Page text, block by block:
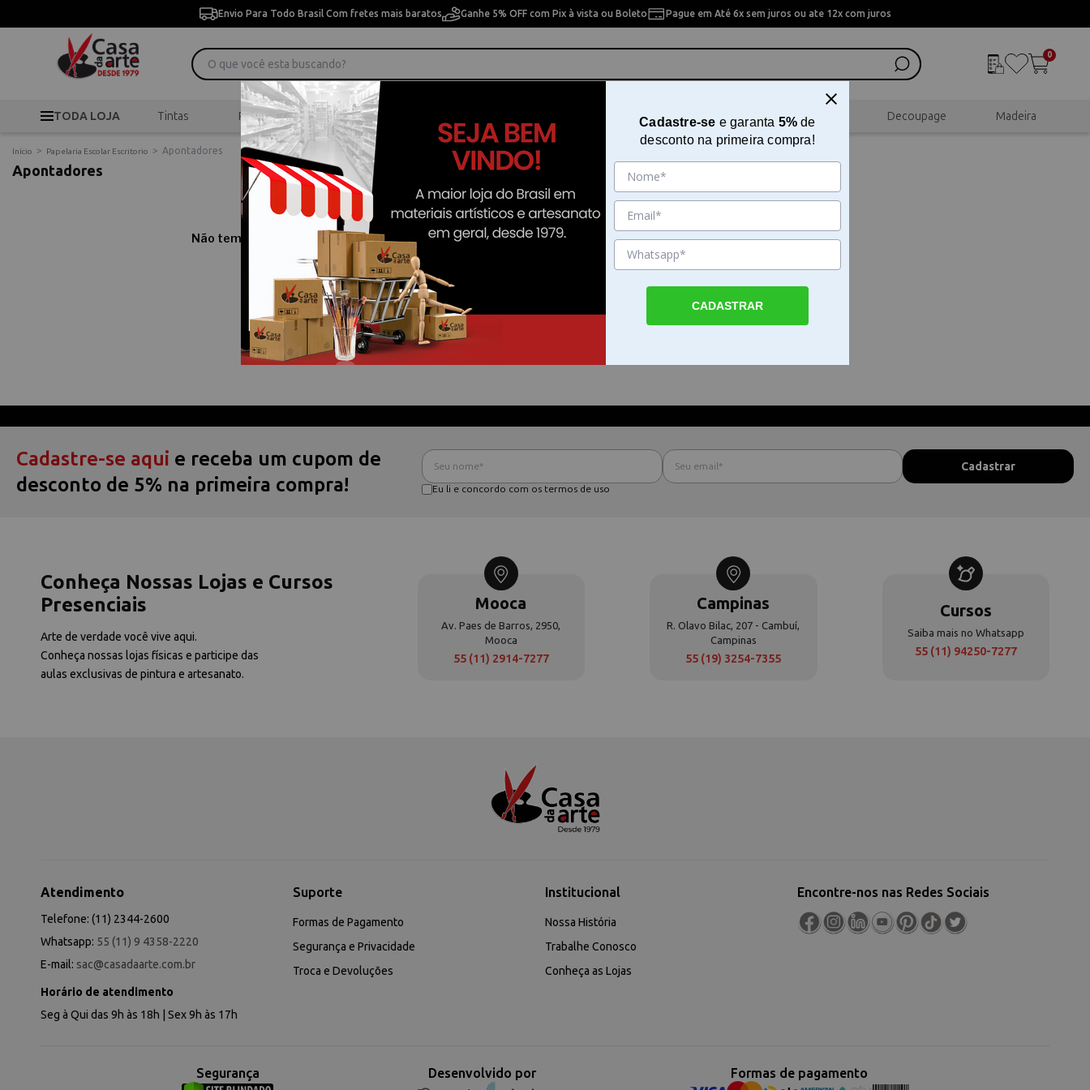
Envio Para Todo Brasil Com fretes mais baratos Ganhe 5% OFF com Pix à vista ou Boleto Pague em Até 6x sem juros ou ate 12x com juros
0
TODA LOJA Tintas Pincéis Desenho Pintura Artesanal Scrapbook Decoupage Madeira
Início > Papelaria Escolar Escritorio > Apontadores
Apontadores
Não temos resultados para sua pesquisa. Por favor, tente com outros filtros.
Comprar Apontadores em Casa da Arte
Compre online Apontadores por . Faça seu pedido e pague-o online.
Cadastre-se aqui e receba um cupom de
desconto de 5% na primeira compra!
Eu li e concordo com os termos de uso
Conheça Nossas Lojas e Cursos
Presenciais
Arte de verdade você vive aqui.
Conheça nossas lojas físicas e participe das
aulas exclusivas de pintura e artesanato.
Mooca
Av. Paes de Barros, 2950,
Mooca
55 (11) 2914-7277
Campinas
R. Olavo Bilac, 207 - Cambuí,
Campinas
55 (19) 3254-7355
Cursos
Saiba mais no Whatsapp
55 (11) 94250-7277
Atendimento
Telefone: (11) 2344-2600
Whatsapp: 55 (11) 9 4358-2220
E-mail: sac@casadaarte.com.br
Horário de atendimento
Seg à Qui das 9h às 18h | Sex 9h às 17h
Suporte
Formas de Pagamento
Segurança e Privacidade
Troca e Devoluções
Institucional
Nossa História
Trabalhe Conosco
Conheça as Lojas
Encontre-nos nas Redes Sociais
Segurança Desenvolvido por Formas de pagamento
Cadastre-se e garanta 5%de
desconto na primeira compra!
CADASTRAR